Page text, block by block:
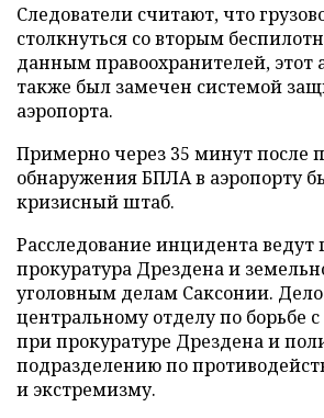
Следователи считают, что
столкнуться со вторым
данным правоохранителей, этот
также был замечен системой
аэропорта.
Примерно через 35 минут после
обнаружения БПЛА в аэропорту
кризисный штаб.
Расследование инцидента ведут
прокуратура Дрездена и
уголовным делам Саксонии.
центральному отделу по борьбе
при прокуратуре Дрездена и
подразделению по
и экстремизму.